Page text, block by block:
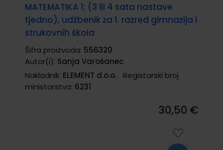
MATEMATIKA 1; (3 ili 4 sata nastave
tjedno), udžbenik za 1. razred gimnazija i
strukovnih škola
Šifra proizvoda: 556320
Autor(i): Sanja Varošanec
Nakladnik: ELEMENT d.o.o.
Registarski broj
ministarstva: 6231
30,50 €